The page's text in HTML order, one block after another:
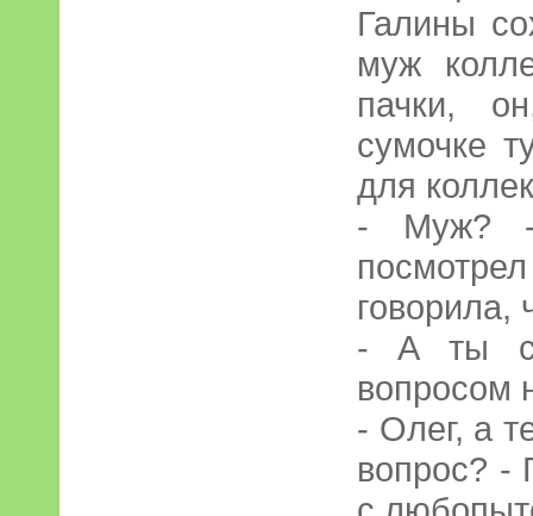
Галины
муж
пачки,
сумочке
для
- Муж? -
говорила,
- А ты
вопросом
- Олег, а
вопрос? -